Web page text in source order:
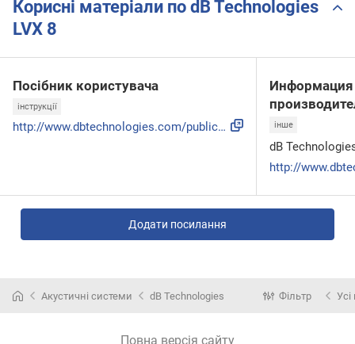
Корисні матеріали по dB Technologies
LVX 8
Посібник користувача
інструкції
http://www.dbtechnologies.com/public/CMS/Files/2357/Manuale...
Информация
інше
dB
Додати посилання
Акустичні системи dB Technologies Фільтр Усі
Повна версія сайту